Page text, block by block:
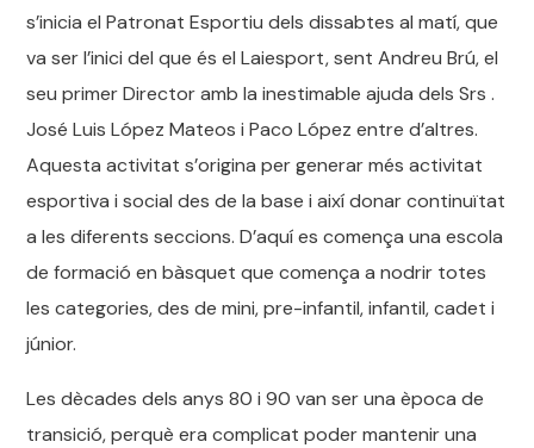
s’inicia el Patronat Esportiu dels dissabtes al matí, que
va ser l’inici del que és el Laiesport, sent Andreu Brú, el
seu primer Director amb la inestimable ajuda dels Srs .
José Luis López Mateos i Paco López entre d’altres.
Aquesta activitat s’origina per generar més activitat
esportiva i social des de la base i així donar continuïtat
a les diferents seccions. D’aquí es comença una escola
de formació en bàsquet que comença a nodrir totes
les categories, des de mini, pre-infantil, infantil, cadet i
júnior.
Les dècades dels anys 80 i 90 van ser una època de
transició, perquè era complicat poder mantenir una